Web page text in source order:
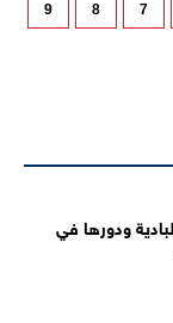
7
8
9
ودورها في